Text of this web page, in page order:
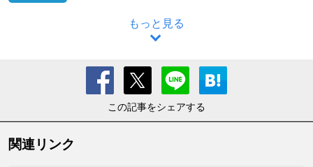
もっと見る
この記事をシェアする
関連リンク